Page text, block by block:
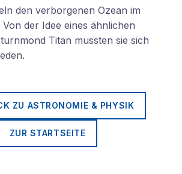
den verborgenen Ozean im
der Idee eines ähnlichen
Titan mussten sie sich
ZU ASTRONOMIE & PHYSIK
ZUR STARTSEITE